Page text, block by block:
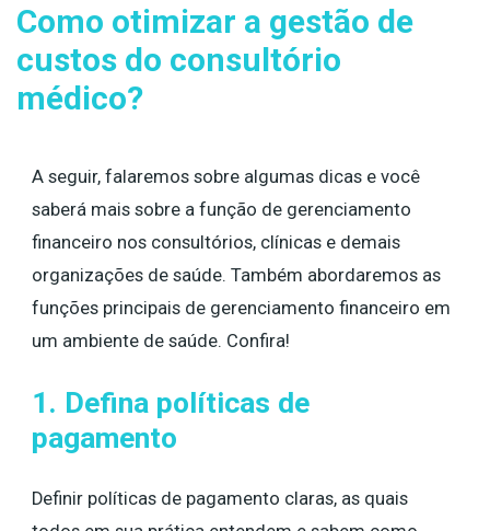
Como otimizar a gestão de
custos do consultório
médico?
A seguir, falaremos sobre algumas dicas e você
saberá mais sobre a função de gerenciamento
financeiro nos consultórios, clínicas e demais
organizações de saúde. Também abordaremos as
funções principais de gerenciamento financeiro em
um ambiente de saúde. Confira!
1. Defina políticas de
pagamento
Definir políticas de pagamento claras, as quais